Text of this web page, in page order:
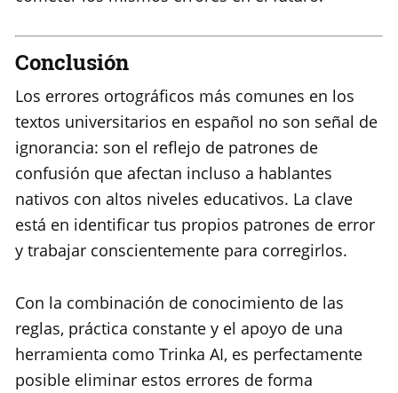
Conclusión
Los errores ortográficos más comunes en los
textos universitarios en español no son señal de
ignorancia: son el reflejo de patrones de
confusión que afectan incluso a hablantes
nativos con altos niveles educativos. La clave
está en identificar tus propios patrones de error
y trabajar conscientemente para corregirlos.
Con la combinación de conocimiento de las
reglas, práctica constante y el apoyo de una
herramienta como Trinka AI, es perfectamente
posible eliminar estos errores de forma